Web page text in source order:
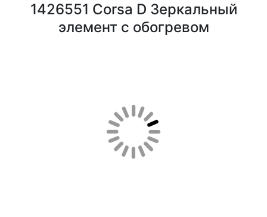
1426551 Corsa D Зеркальный
элемент с обогревом